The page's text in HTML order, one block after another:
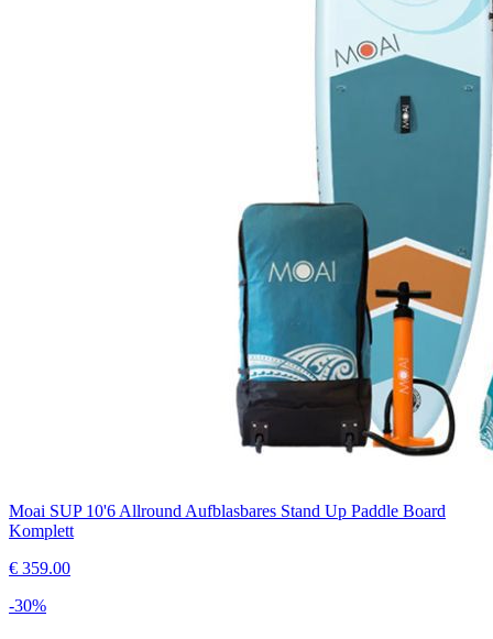
Moai SUP 10'6 Allround Aufblasbares Stand Up Paddle Board
Komplett
€ 359.00
-30%